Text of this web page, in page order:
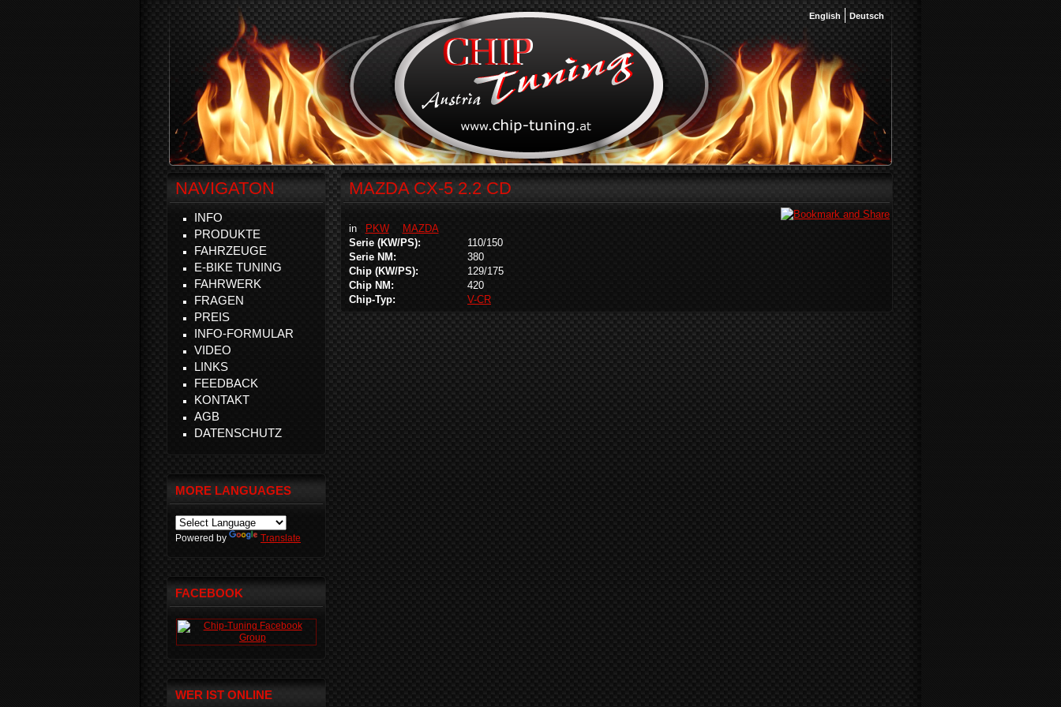
English Deutsch
MAZDA CX-5 2.2 CD
in PKW
MAZDA
Serie (KW/PS):
110/150
Serie NM:
380
Chip (KW/PS):
129/175
Chip NM:
420
Chip-Typ:
V-CR
NAVIGATON
INFO
PRODUKTE
FAHRZEUGE
E-BIKE TUNING
FAHRWERK
FRAGEN
PREIS
INFO-FORMULAR
VIDEO
LINKS
FEEDBACK
KONTAKT
AGB
DATENSCHUTZ
MORE LANGUAGES
Powered by Translate
FACEBOOK
WER IST ONLINE